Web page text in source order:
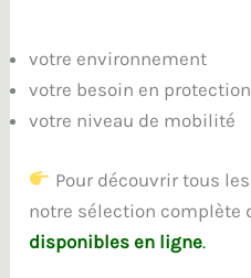
votre environnement
votre besoin en protection
votre niveau de mobilité
Pour découvrir tous
notre sélection complète
disponibles en ligne.